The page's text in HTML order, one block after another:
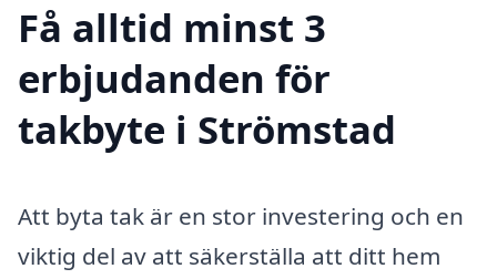
Få alltid minst 3
erbjudanden för
takbyte i Strömstad
Att byta tak är en stor investering och en
viktig del av att säkerställa att ditt hem